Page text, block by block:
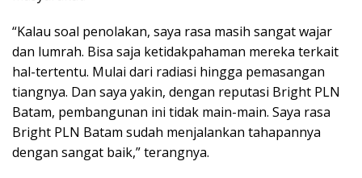
“Kalau soal penolakan, saya rasa masih sangat wajar
dan lumrah. Bisa saja ketidakpahaman mereka terkait
hal-tertentu. Mulai dari radiasi hingga pemasangan
tiangnya. Dan saya yakin, dengan reputasi Bright PLN
Batam, pembangunan ini tidak main-main. Saya rasa
Bright PLN Batam sudah menjalankan tahapannya
dengan sangat baik,” terangnya.